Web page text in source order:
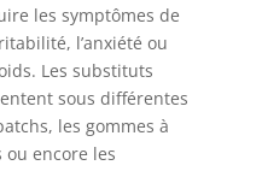
les symptômes de
l’anxiété ou
Les substituts
sous différentes
les gommes à
encore les